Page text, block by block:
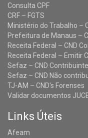
Consulta CPF
CRF – FGTS
Ministério do Trabalho –
Prefeitura de Manaus –
Receita Federal – CND
Receita Federal – Emitir
Sefaz – CND
Sefaz – CND Não
TJ-AM – CND's Forenses
Validar documentos
Links Úteis
Afeam